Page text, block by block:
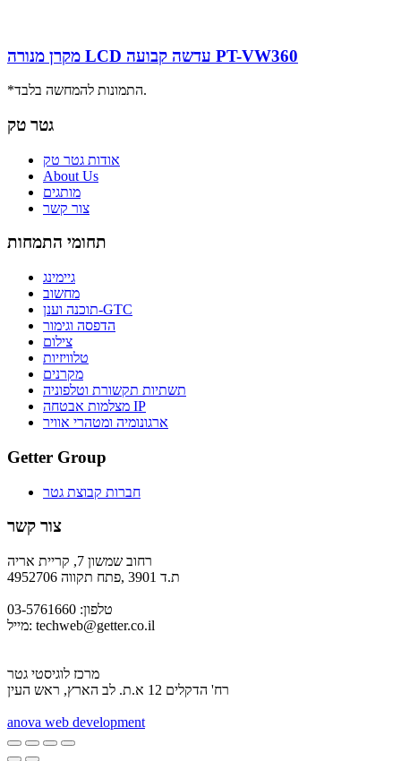
מקרן מנורה LCD עדשה קבועה PT-VW360
*התמונות להמחשה בלבד.
גטר טק
אודות גטר טק
About Us
מותגים
צור קשר
תחומי התמחות
גיימינג
מחשוב
תוכנה וענן-GTC
הדפסה וגימור
צילום
טלוויזיות
מקרנים
תשתיות תקשורת וטלפוניה
מצלמות אבטחה IP
ארגונומיה ומטהרי אוויר
Getter Group
חברות קבוצת גטר
צור קשר
רחוב שמשון 7, קריית אריה
ת.ד 3901 ,פתח תקווה 4952706
טלפון: 03-5761660
מייל: techweb@getter.co.il
מרכז לוגיסטי גטר
רח' הדקלים 12 א.ת. לב הארץ, ראש העין
anova web development